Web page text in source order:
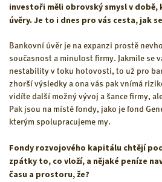
investoři měli obrovský smysl v době,
úvěry. Je to i dnes pro vás cesta, jak
Bankovní úvěr je na expanzi prostě
současnost a minulost firmy. Jakmile se
nestability v toku hotovosti, to už pro
zhorší výsledky a ona vás pak vnímá
vidíte další možný vývoj a šance firmy,
Pak jsou na místě fondy, jako je fond
kterým spolupracujeme my.
Fondy rozvojového kapitálu chtějí
zpátky to, co vloží, a nějaké peníze
času a prostoru, že?